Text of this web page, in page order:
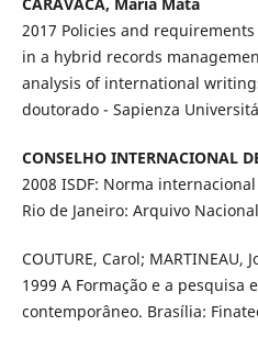
2017 Policies and
in a hybrid records
analysis of international
doutorado - Sapienza
CONSELHO INTERNACIONAL
2008 ISDF: Norma
Rio de Janeiro: Arquivo
COUTURE, Carol; MARTINEAU,
1999 A Formação e a
contemporâneo. Brasília: